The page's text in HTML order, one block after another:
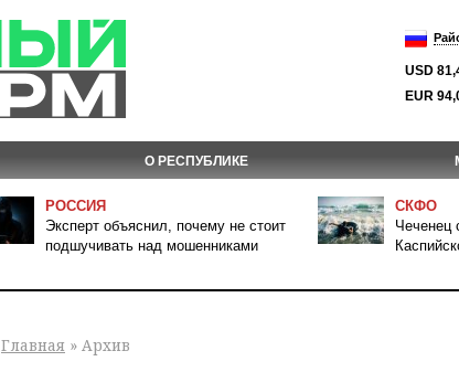
USD
EUR
О РЕСПУБЛИКЕ
РОССИЯ
Эксперт объяснил, почему не стоит
подшучивать над мошенниками
СКФО
Чеченец
Главная » Архив